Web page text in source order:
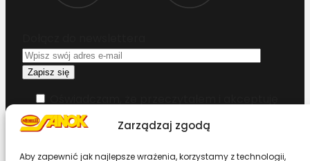
Zarządzaj zgodą
Aby zapewnić jak najlepsze wrażenia, korzystamy z technologii,
warunki korzystania z serwisu
Chcesz zostać dystrybutorem?